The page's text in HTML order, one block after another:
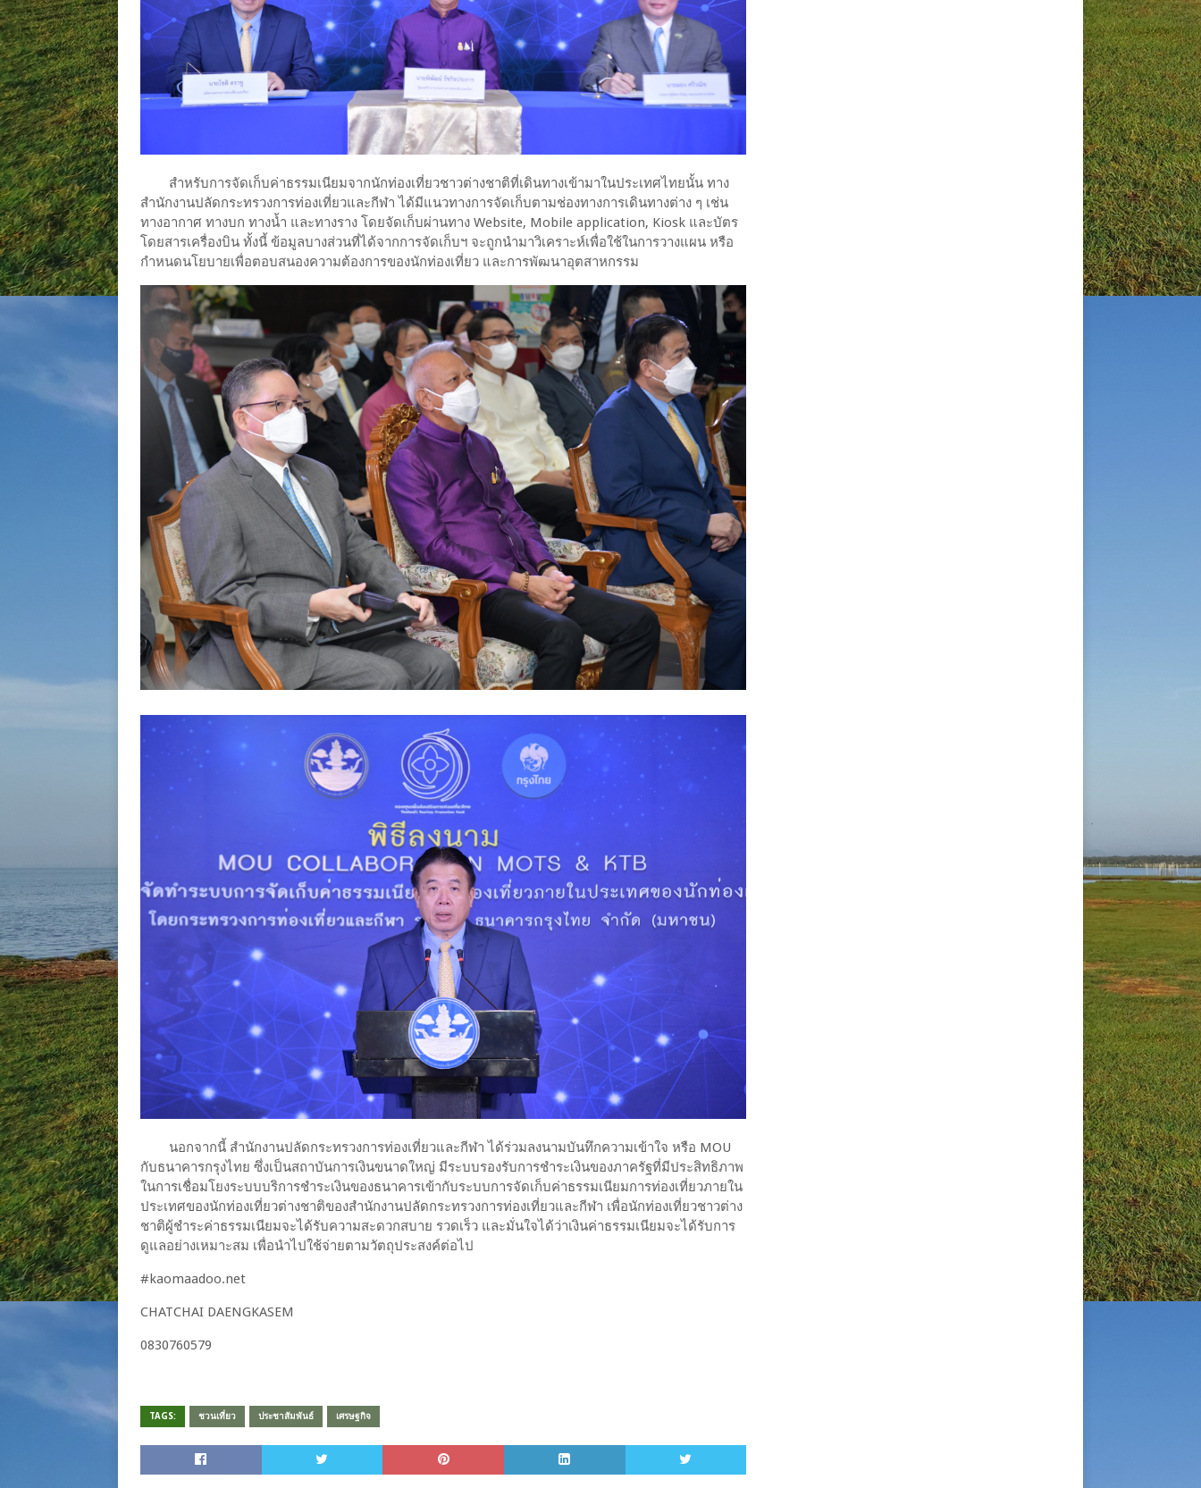
สำหรับการจัดเก็บค่าธรรมเนียมจากนักท่องเที่ยวชาวต่างชาติที่เดินทางเข้ามาในประเทศไทยนั้น ทาง
สำนักงานปลัดกระทรวงการท่องเที่ยวและกีฬา ได้มีแนวทางการจัดเก็บตามช่องทางการเดินทางต่าง ๆ เช่น
ทางอากาศ ทางบก ทางน้ำ และทางราง โดยจัดเก็บผ่านทาง Website, Mobile application, Kiosk และบัตร
โดยสารเครื่องบิน ทั้งนี้ ข้อมูลบางส่วนที่ได้จากการจัดเก็บฯ จะถูกนำมาวิเคราะห์เพื่อใช้ในการวางแผน หรือ
กำหนดนโยบายเพื่อตอบสนองความต้องการของนักท่องเที่ยว และการพัฒนาอุตสาหกรรม
นอกจากนี้ สำนักงานปลัดกระทรวงการท่องเที่ยวและกีฬา ได้ร่วมลงนามบันทึกความเข้าใจ หรือ MOU
กับธนาคารกรุงไทย ซึ่งเป็นสถาบันการเงินขนาดใหญ่ มีระบบรองรับการชำระเงินของภาครัฐที่มีประสิทธิภาพ
ในการเชื่อมโยงระบบบริการชำระเงินของธนาคารเข้ากับระบบการจัดเก็บค่าธรรมเนียมการท่องเที่ยวภายใน
ประเทศของนักท่องเที่ยวต่างชาติของสำนักงานปลัดกระทรวงการท่องเที่ยวและกีฬา เพื่อนักท่องเที่ยวชาวต่าง
ชาติผู้ชำระค่าธรรมเนียมจะได้รับความสะดวกสบาย รวดเร็ว และมั่นใจได้ว่าเงินค่าธรรมเนียมจะได้รับการ
ดูแลอย่างเหมาะสม เพื่อนำไปใช้จ่ายตามวัตถุประสงค์ต่อไป
#​kaomaadoo.net​
CHATCHAI​ DAENGKASEM​
0830760579​
TAGS: ชวนเที่ยว ประชาสัมพันธ์ เศรษฐกิจ